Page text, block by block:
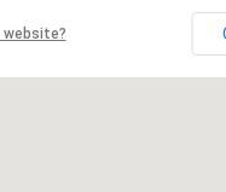
website?